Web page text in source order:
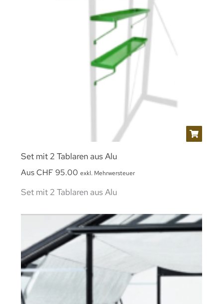
Set mit 2 Tablaren aus Alu
Aus CHF 95.00 exkl. Mehrwersteuer
Set mit 2 Tablaren aus Alu